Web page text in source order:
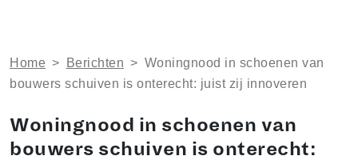
Home > Berichten > Woningnood in schoenen van
bouwers schuiven is onterecht: juist zij innoveren
Woningnood in schoenen van
bouwers schuiven is onterecht: